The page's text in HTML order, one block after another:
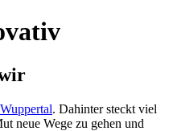
. Dahinter steckt viel
neue Wege zu gehen und